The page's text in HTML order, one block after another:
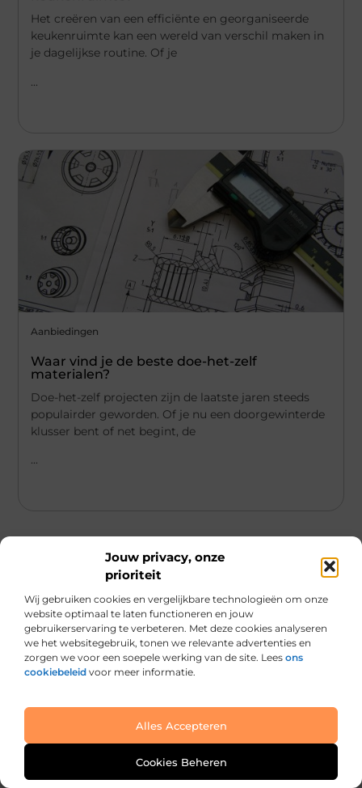
Jouw privacy, onze
prioriteit
Wij gebruiken cookies en vergelijkbare technologieën om onze
website optimaal te laten functioneren en jouw
gebruikerservaring te verbeteren. Met deze cookies analyseren
we het websitegebruik, tonen we relevante advertenties en
zorgen we voor een soepele werking van de site. Lees ons
cookiebeleid voor meer informatie.
Alles Accepteren
Cookies Beheren
Het creëren van een efficiënte en georganiseerde
keukenruimte kan een wereld van verschil maken in
je dagelijkse routine. Of je
...
Aanbiedingen
Waar vind je de beste doe-het-zelf
materialen?
Doe-het-zelf projecten zijn de laatste jaren steeds
populairder geworden. Of je nu een doorgewinterde
klusser bent of net begint, de
...
Main Links
van het dagelijks leven op indexgids.nl.